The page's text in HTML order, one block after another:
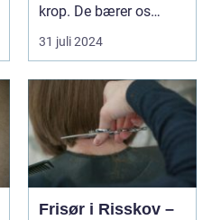
krop. De bærer os
gennem ...
31 juli 2024
Frisør i Risskov –